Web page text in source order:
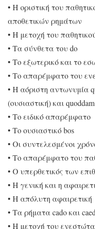
• Η οριστική του
αποθετικών ρημάτων
• Η μετοχή του
• Τα σύνθετα του do
• Το εξωτερικό και το
• Το απαρέμφατο του
• Η αόριστη αντωνυμία
(ουσιαστική) και
• Το ειδικό απαρέμφατο
• Το ουσιαστικό bos
• Οι συντελεσμένοι
• Το απαρέμφατο του
• Ο υπερθετικός των
• Η γενική και η
• Η απόλυτη αφαιρετική
• Τα ρήματα cado και
• Η μετοχή του ενεστώτα